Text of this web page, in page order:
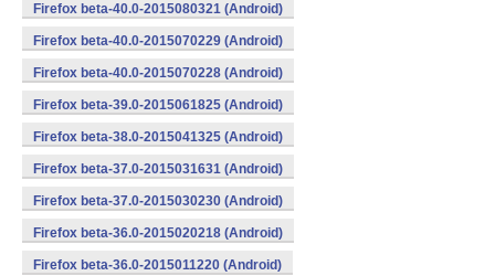
Firefox beta-40.0-2015080321 (Android)
Firefox beta-40.0-2015070229 (Android)
Firefox beta-40.0-2015070228 (Android)
Firefox beta-39.0-2015061825 (Android)
Firefox beta-38.0-2015041325 (Android)
Firefox beta-37.0-2015031631 (Android)
Firefox beta-37.0-2015030230 (Android)
Firefox beta-36.0-2015020218 (Android)
Firefox beta-36.0-2015011220 (Android)